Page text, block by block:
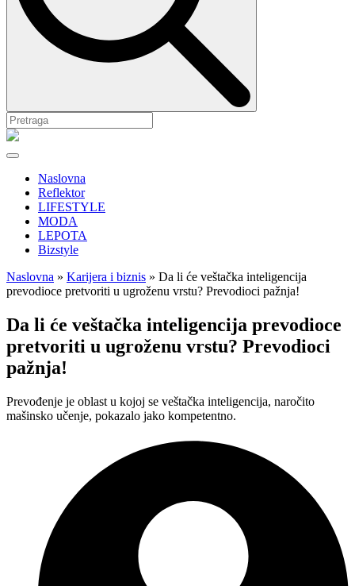
Naslovna
Reflektor
LIFESTYLE
MODA
LEPOTA
Bizstyle
Naslovna » Karijera i biznis » Da li će veštačka inteligencija
prevodioce pretvoriti u ugroženu vrstu? Prevodioci pažnja!
Da li će veštačka inteligencija prevodioce
pretvoriti u ugroženu vrstu? Prevodioci
pažnja!
Prevođenje je oblast u kojoj se veštačka inteligencija, naročito
mašinsko učenje, pokazalo jako kompetentno.